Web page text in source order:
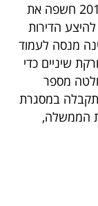
תכנית אסטרטגית לדיור שנערכה בשנת 2017 חשפה את
הדירות
מנסה לעמוד
חורקת שיניים כדי
מספר
שהתקבלה במסגרת
הממשלה,